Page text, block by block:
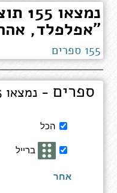
"אפלפלד,
155 ספרים
ספרים - נמצאו 155 פריטים מציג 1 עד 10
תוצאות
הכל
ברייל
אחר